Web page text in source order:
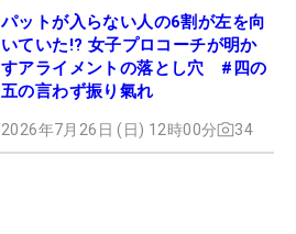
パットが入らない人の6割が左を向
いていた!? 女子プロコーチが明か
すアライメントの落とし穴 #四の
五の言わず振り氣れ
2026年7月26日 (日) 12時00分 34